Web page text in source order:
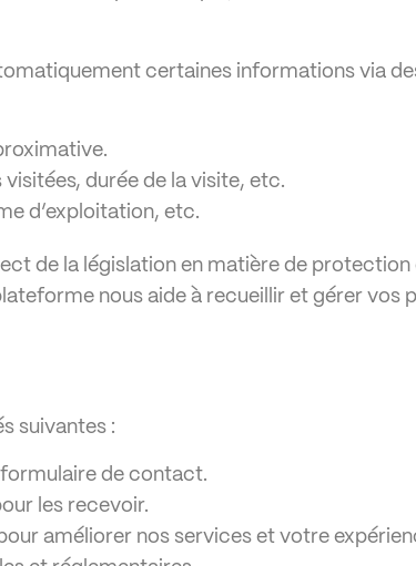
certaines informations via
durée de la visite, etc.
d’exploitation, etc.
de la législation en matière de protection
nous aide à recueillir et gérer vos
suivantes :
de contact.
les recevoir.
améliorer nos services et votre